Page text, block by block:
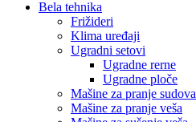
Bela tehnika
Frižideri
Klima uređaji
Ugradni setovi
Ugradne rerne
Ugradne ploče
Mašine za pranje sudova
Mašine za pranje veša